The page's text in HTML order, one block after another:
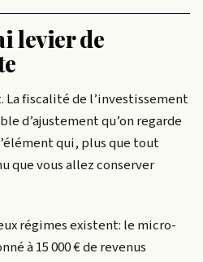
levier de
La fiscalité de l’investissement
d’ajustement qu’on regarde
qui, plus que tout
que vous allez conserver
régimes existent: le micro-
à 15 000 € de revenus